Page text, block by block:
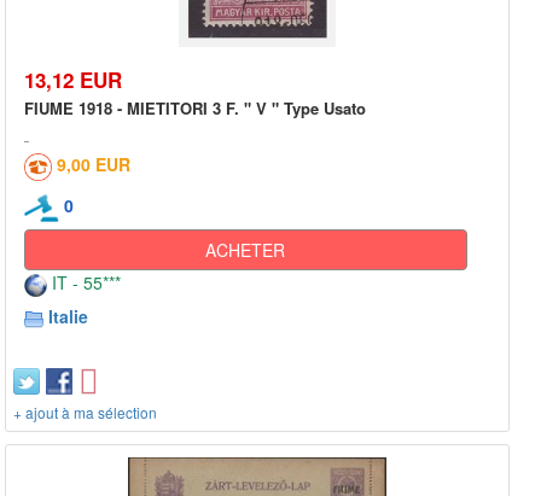
13,12 EUR
FIUME 1918 - MIETITORI 3 F. " V " Type Usato
9,00 EUR
0
ACHETER
IT - 55***
Italie
+ ajout à ma sélection